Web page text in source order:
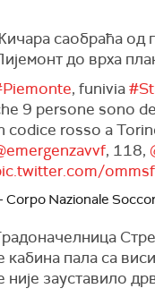
саобраћа од
до врха
, funivia
9 persone sono
codice rosso a
, 118,
Corpo Nazionale
кабина пала са
није зауставило